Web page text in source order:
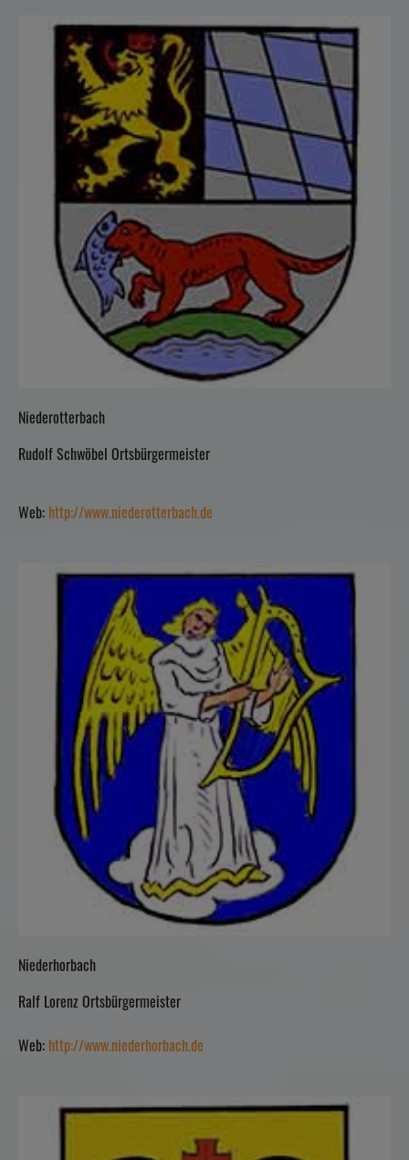
Niederotterbach
Rudolf Schwöbel Ortsbürgermeister
Web: http://www.niederotterbach.de
Niederhorbach
Ralf Lorenz Ortsbürgermeister
Web: http://www.niederhorbach.de